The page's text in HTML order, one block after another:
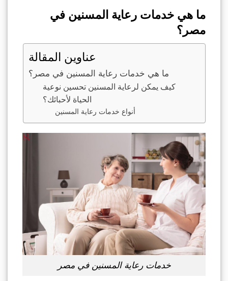
ما هي خدمات رعاية المسنين في
مصر؟
عناوين المقالة
ما هي خدمات رعاية المسنين في مصر؟
كيف يمكن لرعاية المسنين تحسين نوعية
الحياة لأحبائك؟
أنواع خدمات رعاية المسنين
خدمات رعاية المسنين في مصر